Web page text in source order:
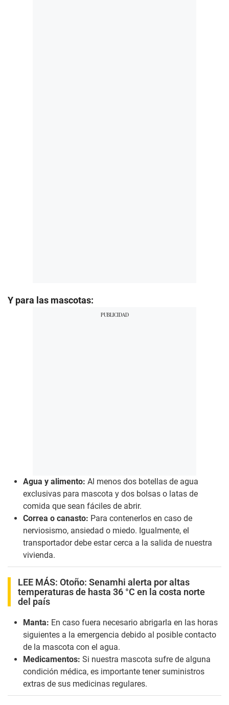
Y para las mascotas:
Agua y alimento: Al menos dos botellas de agua
exclusivas para mascota y dos bolsas o latas de
comida que sean fáciles de abrir.
Correa o canasto: Para contenerlos en caso de
nerviosismo, ansiedad o miedo. Igualmente, el
transportador debe estar cerca a la salida de nuestra
vivienda.
LEE MÁS: Otoño: Senamhi alerta por altas
temperaturas de hasta 36 °C en la costa norte
del país
Manta: En caso fuera necesario abrigarla en las horas
siguientes a la emergencia debido al posible contacto
de la mascota con el agua.
Medicamentos: Si nuestra mascota sufre de alguna
condición médica, es importante tener suministros
extras de sus medicinas regulares.